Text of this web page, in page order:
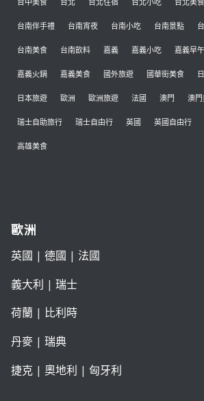
台南伴手禮 台南宵夜 台南小吃 台南景點
台南美食 台南飲料 嘉義 嘉義小吃 嘉義早
嘉義火鍋 嘉義美食 國外旅遊 國華街美食
日本旅遊 歐洲 歐洲旅遊 法國 澳門 澳
瑞士自助旅行 瑞士自由行 英國 英國自由行
高雄美食
歐洲
英國 | 德國 | 法國
義大利 | 瑞士
荷蘭| 比利時
丹麥| 瑞典
捷克| 奧地利 | 匈牙利